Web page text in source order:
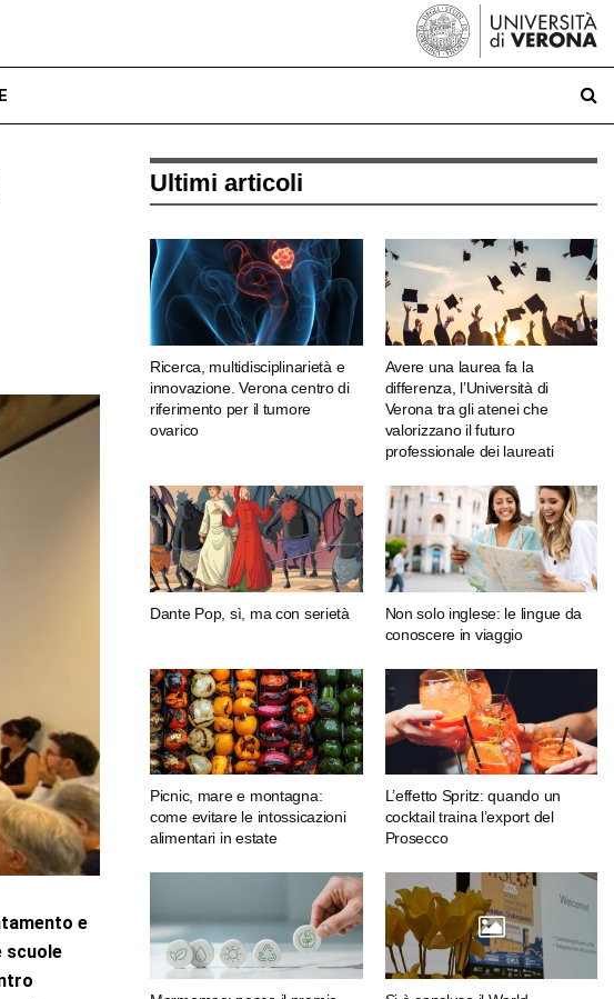
e
scuole
Ultimi articoli
Ricerca, multidisciplinarietà e
innovazione. Verona centro di
riferimento per il tumore
ovarico
Avere una laurea fa la
differenza, l’Università di
Verona tra gli atenei che
valorizzano il futuro
professionale dei laureati
Dante Pop, sì, ma con serietà
Non solo inglese: le lingue da
conoscere in viaggio
Picnic, mare e montagna:
come evitare le intossicazioni
alimentari in estate
L’effetto Spritz: quando un
cocktail traina l’export del
Prosecco